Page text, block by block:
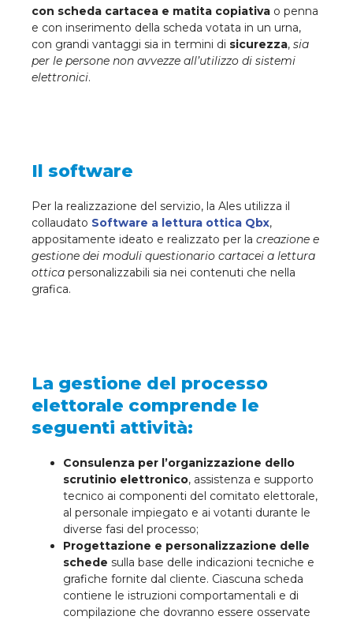
con scheda cartacea e matita copiativa o penna
e con inserimento della scheda votata in un urna,
con grandi vantaggi sia in termini di sicurezza, sia
per le persone non avvezze all’utilizzo di sistemi
elettronici.
Il software
Per la realizzazione del servizio, la Ales utilizza il
collaudato Software a lettura ottica Qbx,
appositamente ideato e realizzato per la creazione e
gestione dei moduli questionario cartacei a lettura
ottica personalizzabili sia nei contenuti che nella
grafica.
La gestione del processo
elettorale comprende le
seguenti attività:
Consulenza per l’organizzazione dello
scrutinio elettronico, assistenza e supporto
tecnico ai componenti del comitato elettorale,
al personale impiegato e ai votanti durante le
diverse fasi del processo;
Progettazione e personalizzazione delle
schede sulla base delle indicazioni tecniche e
grafiche fornite dal cliente. Ciascuna scheda
contiene le istruzioni comportamentali e di
compilazione che dovranno essere osservate